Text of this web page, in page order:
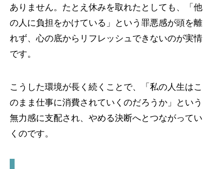
ありません。たとえ休みを取れたとしても、「他
の人に負担をかけている」という罪悪感が頭を離
れず、心の底からリフレッシュできないのが実情
です。
こうした環境が長く続くことで、「私の人生はこ
のまま仕事に消費されていくのだろうか」という
無力感に支配され、やめる決断へとつながってい
くのです。